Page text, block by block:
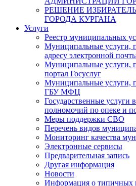
РЕШЕНИЕ
ГОРОДА КУРГАНА
Услуги
Реестр муниципальных
Муниципальные услуги,
адресу электронной
Муниципальные услуги,
портал Госуслуг
Муниципальные услуги,
ГБУ МФЦ
Государственные услуги
полномочий по опеке и
Меры поддержки СВО
Перечень видов
Мониторинг качества
Электронные сервисы
Предварительная запись
Другая информация
Новости
Информация о типичных